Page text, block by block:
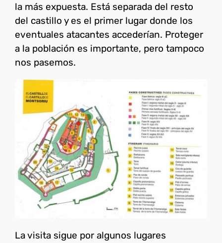
la más expuesta. Está separada del resto
del castillo y es el primer lugar donde los
eventuales atacantes accederían. Proteger
a la población es importante, pero tampoco
nos pasemos.
La visita sigue por algunos lugares